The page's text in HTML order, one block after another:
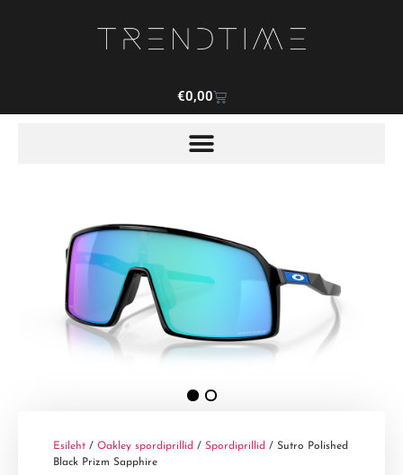
€0,00
Esileht / Oakley spordiprillid / Spordiprillid / Sutro Polished
Black Prizm Sapphire